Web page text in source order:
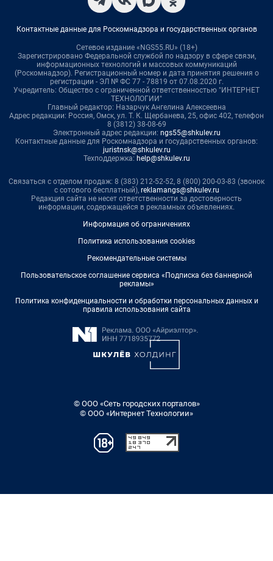
Контактные данные для Роскомнадзора и государственных органов
Сетевое издание «NGS55.RU» (18+)
Зарегистрировано Федеральной службой по надзору в сфере связи,
информационных технологий и массовых коммуникаций
(Роскомнадзор). Регистрационный номер и дата принятия решения о
регистрации - ЭЛ № ФС 77 - 78819 от 07.08.2020 г.
Учредитель: Общество с ограниченной ответственностью "ИНТЕРНЕТ
ТЕХНОЛОГИИ"
Главный редактор: Назарчук Ангелина Алексеевна
Адрес редакции: Россия, Омск, ул. Т. К. Щербанева, 25, офис 402, телефон
8 (3812) 38-08-69
Электронный адрес редакции: ngs55@shkulev.ru
Контактные данные для Роскомнадзора и государственных органов:
juristnsk@shkulev.ru
Техподдержка: help@shkulev.ru
Связаться с отделом продаж: 8 (383) 212-52-52, 8 (800) 200-03-83 (звонок
с сотового бесплатный), reklamangs@shkulev.ru
Редакция сайта не несет ответственности за достоверность
информации, содержащейся в рекламных объявлениях.
Информация об ограничениях
Политика использования cookies
Рекомендательные системы
Пользовательское соглашение сервиса «Подписка без баннерной
рекламы»
Политика конфиденциальности и обработки персональных данных и
правила использования сайта
© ООО «Сеть городских порталов»
© ООО «Интернет Технологии»